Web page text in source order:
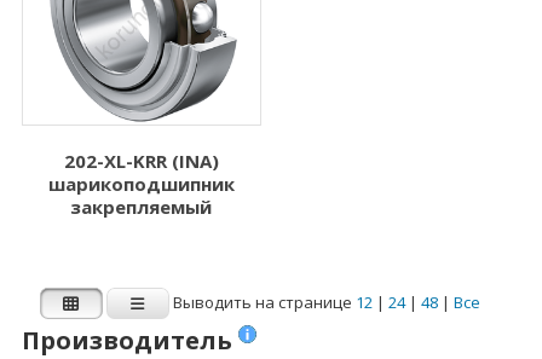
Внутренний
диаметр d (мм)
1.000
2.000
3.000
4.762
Показать больше
202-XL-KRR (INA)
шарикоподшипник
закрепляемый
Выводить на странице 12 | 24| 48| Все
Производитель